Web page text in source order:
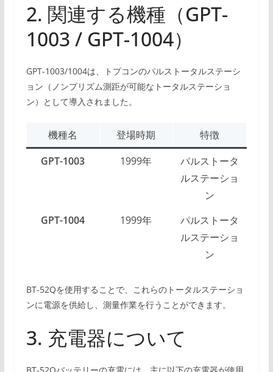
2. 関連する機種（GPT-
1003 / GPT-1004）
GPT-1003/1004は、トプコンのパルストータルステーシ
ョン（ノンプリズム測距が可能なトータルステーショ
ン）として導入されました。
機種名 登場時期
特徴
GPT-1003
1999年
パルストータ
ルステーショ
ン
GPT-1004
1999年
パルストータ
ルステーショ
ン
BT-52Qを使用することで、これらのトータルステーショ
ンに電源を供給し、測量作業を行うことができます。
3. 充電器について